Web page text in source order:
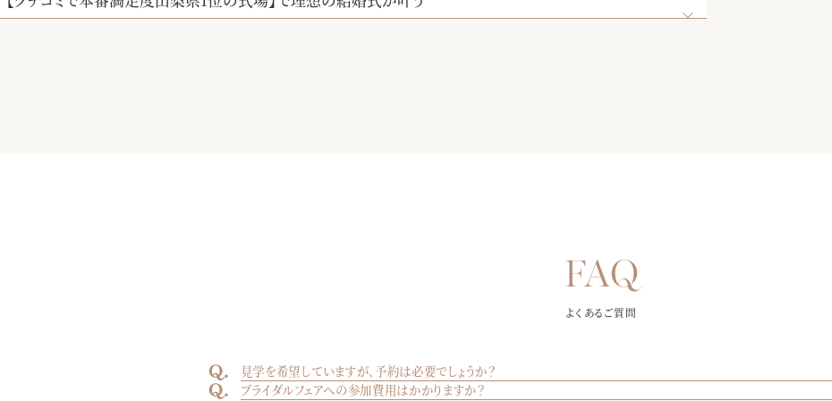
よくあるご質問
見学を希望していますが、予約は必要でしょうか？
はい、見学は完全予約制です。ウェブサイトのブライダルフェアページから、または電話でご予約いただけます。
ブライダルフェアへの参加費用はかかりますか？